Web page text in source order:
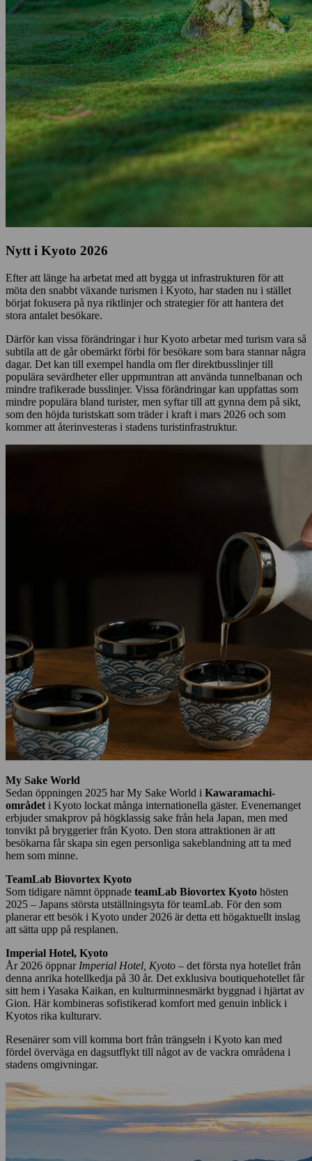
Nytt i Kyoto 2026
Efter att länge ha arbetat med att bygga ut infrastrukturen för att
möta den snabbt växande turismen i Kyoto, har staden nu i stället
börjat fokusera på nya riktlinjer och strategier för att hantera det
stora antalet besökare.
Därför kan vissa förändringar i hur Kyoto arbetar med turism vara så
subtila att de går obemärkt förbi för besökare som bara stannar några
dagar. Det kan till exempel handla om fler direktbusslinjer till
populära sevärdheter eller uppmuntran att använda tunnelbanan och
mindre trafikerade busslinjer. Vissa förändringar kan uppfattas som
mindre populära bland turister, men syftar till att gynna dem på sikt,
som den höjda turistskatt som träder i kraft i mars 2026 och som
kommer att återinvesteras i stadens turistinfrastruktur.
My Sake World
Sedan öppningen 2025 har My Sake World i Kawaramachi-
området i Kyoto lockat många internationella gäster. Evenemanget
erbjuder smakprov på högklassig sake från hela Japan, men med
tonvikt på bryggerier från Kyoto. Den stora attraktionen är att
besökarna får skapa sin egen personliga sakeblandning att ta med
hem som minne.
TeamLab Biovortex Kyoto
Som tidigare nämnt öppnade teamLab Biovortex Kyoto hösten
2025 – Japans största utställningsyta för teamLab. För den som
planerar ett besök i Kyoto under 2026 är detta ett högaktuellt inslag
att sätta upp på resplanen.
Imperial Hotel, Kyoto
År 2026 öppnar Imperial Hotel, Kyoto – det första nya hotellet från
denna anrika hotellkedja på 30 år. Det exklusiva boutiquehotellet får
sitt hem i Yasaka Kaikan, en kulturminnesmärkt byggnad i hjärtat av
Gion. Här kombineras sofistikerad komfort med genuin inblick i
Kyotos rika kulturarv.
Resenärer som vill komma bort från trängseln i Kyoto kan med
fördel överväga en dagsutflykt till något av de vackra områdena i
stadens omgivningar.